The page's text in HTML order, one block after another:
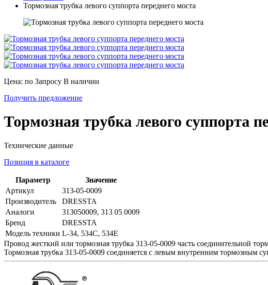
Тормозная трубка левого суппорта переднего моста
Цена: по Запросу В наличии
Получить предложение
Тормозная трубка левого суппорта
Технические данные
Позиция в каталоге
Параметр
Значение
Артикул
313-05-0009
Производитель
DRESSTA
Аналоги
313050009, 313 05 0009
Бренд
DRESSTA
Модель техники L-34, 534C, 534E
Провод жесткий или тормозная трубка 313-05-0009 часть соединительной
Тормозная трубка 313-05-0009 соединяется с левым внутренним тормозным